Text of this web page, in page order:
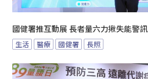
國健署推互動展 長者量六力揪失能警訊
生活 醫療 國健署 長照